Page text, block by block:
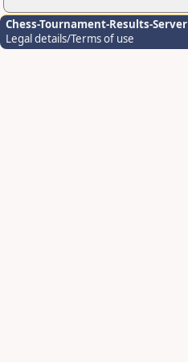
Chess-Tournament-Results-Server
Legal details/Terms of use